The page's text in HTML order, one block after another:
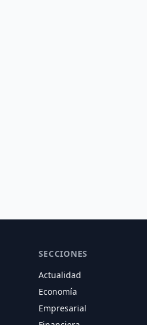
SECCIONES
Actualidad
Economía
Empresarial